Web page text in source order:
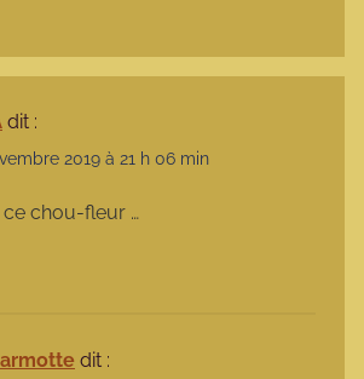
dit :
2019 à 21 h 06 min
chou-fleur …
dit :